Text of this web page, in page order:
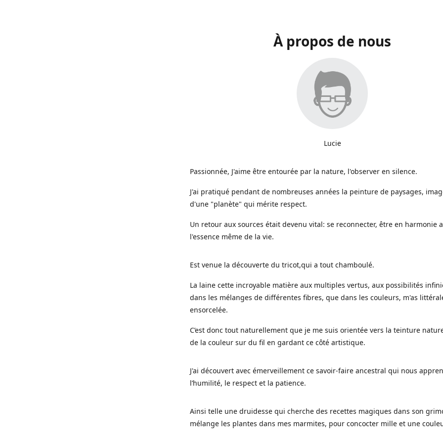
À propos de nous
Lucie
Passionnée, J'aime être entourée par la nature, l'observer en silence.
J'ai pratiqué pendant de nombreuses années la peinture de paysages,
d'une "planète" qui mérite respect.
Un retour aux sources était devenu vital: se reconnecter, être en harmonie
l'essence même de la vie.
Est venue la découverte du tricot,qui a tout chamboulé.
La laine cette incroyable matière aux multiples vertus, aux possibilités
dans les mélanges de différentes fibres, que dans les couleurs, m'as
ensorcelée.
C’est donc tout naturellement que je me suis orientée vers la teinture
de la couleur sur du fil en gardant ce côté artistique.
J'ai découvert avec émerveillement ce savoir-faire ancestral qui nous
l’humilité, le respect et la patience.
Ainsi telle une druidesse qui cherche des recettes magiques dans son
mélange les plantes dans mes marmites, pour concocter mille et une